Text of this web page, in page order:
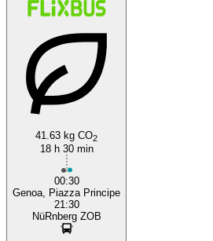
41.63 kg CO2
18 h 30 min
00:30
Genoa, Piazza Principe
21:30
NüRnberg ZOB